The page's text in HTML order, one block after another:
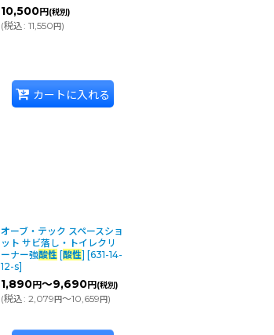
10,500円 (税別)
(税込: 11,550円)
カートに入れる
オーブ・テック スペースショ
ット サビ落し・トイレクリ
ーナー強酸性[酸性] [631-14-
12-s]
1,890円～9,690円 (税別)
(税込: 2,079円～10,659円)